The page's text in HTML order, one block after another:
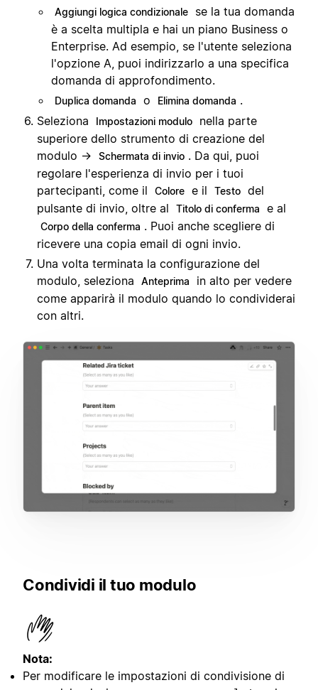
Aggiungi logica condizionale
se la tua domanda
è a scelta multipla e hai un piano Business o
Enterprise. Ad esempio, se l'utente seleziona
l'opzione A, puoi indirizzarlo a una specifica
domanda di approfondimento.
Duplica domanda o Elimina domanda .
Seleziona
Impostazioni modulo
nella parte
superiore dello strumento di creazione del
modulo →
Schermata di invio . Da qui, puoi
regolare l'esperienza di invio per i tuoi
partecipanti, come il
Colore e il Testo del
pulsante di invio, oltre al
Titolo di conferma e al
Corpo della conferma . Puoi anche scegliere di
ricevere una copia email di ogni invio.
Una volta terminata la configurazione del
modulo, seleziona
Anteprima
in alto per vedere
come apparirà il modulo quando lo condividerai
con altri.
Condividi il tuo modulo
Nota:
Per modificare le impostazioni di condivisione di